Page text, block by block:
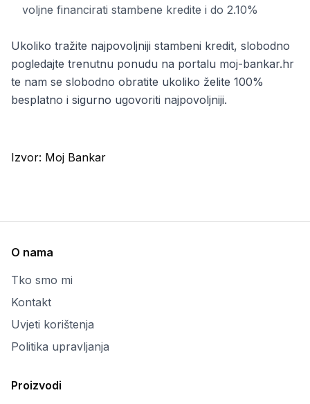
voljne financirati stambene kredite i do 2.10%
Ukoliko tražite najpovoljniji stambeni kredit, slobodno
pogledajte trenutnu ponudu na portalu moj-bankar.hr
te nam se slobodno obratite ukoliko želite 100%
besplatno i sigurno ugovoriti najpovoljniji.
Izvor: Moj Bankar
O nama
Tko smo mi
Kontakt
Uvjeti korištenja
Politika upravljanja
Proizvodi